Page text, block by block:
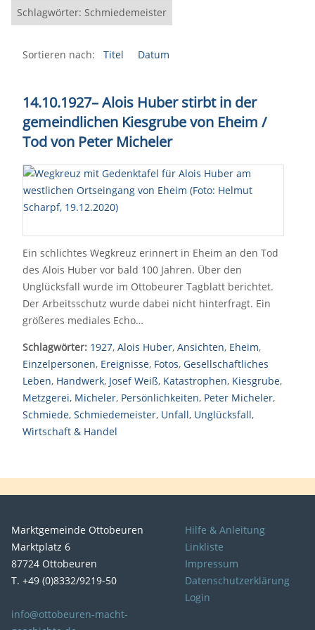
Schlagwörter: Schmiedemeister
Sortieren nach: Titel Datum
14.10.1927–Alois Huber stirbt in der
gemeindlichen Kiesgrube von Eheim /
Tod von Peter Micheler
Ein schlichtes Wegkreuz erinnert in Eheim an den Tod
des Alois Huber vor bald 100 Jahren. Über den
Unglücksfall wurde im Ottobeurer Tagblatt berichtet.
Der Arbeitsschutz wurde dabei nicht hinterfragt. Ein
größeres mediales Echo…
Schlagwörter: 1927, Alois Huber, Ansichten, Eheim,
Einzelpersonen, Ereignisse, Fotos, Gesellschaftliches
Leben, Handwerk, Josef Weiß, Katastrophen, Kiesgrube,
Metzgerei, Micheler, Persönlichkeiten, Peter Micheler,
Schmiede, Schmiedemeister, Unfall, Unglücksfall,
Wirtschaft & Handel
Marktgemeinde Ottobeuren
Marktplatz 6
87724 Ottobeuren
T. +49 (0)8332/9219-50
info@ottobeuren-macht-
Hilfe & Anleitung
Linkliste
Impressum
Datenschutzerklärung
Login